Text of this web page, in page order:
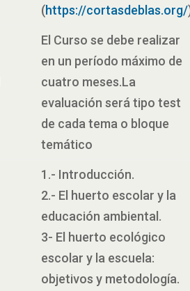
(https://cortasdeblas.org/
El Curso se debe realizar
en un período máximo de
cuatro meses.La
evaluación será tipo test
de cada tema o bloque
temático
1.- Introducción.
2.- El huerto escolar y la
educación ambiental.
3- El huerto ecológico
escolar y la escuela:
objetivos y metodología.